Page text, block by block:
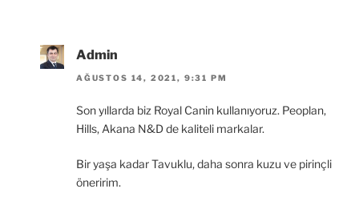
Admin
AĞUSTOS 14, 2021, 9:31 PM
Son yıllarda biz Royal Canin kullanıyoruz. Peoplan,
Hills, Akana N&D de kaliteli markalar.
Bir yaşa kadar Tavuklu, daha sonra kuzu ve pirinçli
öneririm.